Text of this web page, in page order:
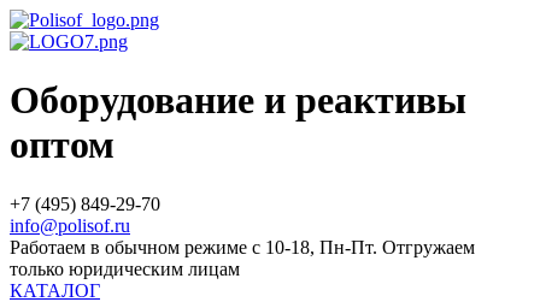
Оборудование и реактивы
оптом
+7 (495) 849-29-70
info@polisof.ru
Работаем в обычном режиме с 10-18, Пн-Пт. Отгружаем
только юридическим лицам
КАТАЛОГ